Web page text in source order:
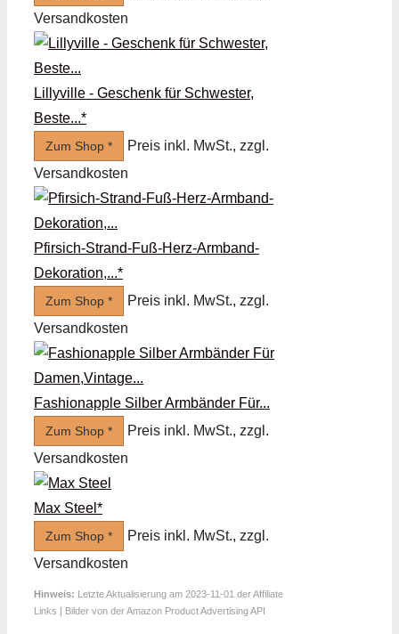
Versandkosten
Lillyville - Geschenk für Schwester,
Beste...*
Zum Shop *
Preis inkl. MwSt., zzgl.
Versandkosten
Pfirsich-Strand-Fuß-Herz-Armband-
Dekoration,...*
Zum Shop *
Preis inkl. MwSt., zzgl.
Versandkosten
Fashionapple Silber Armbänder Für...
Zum Shop *
Preis inkl. MwSt., zzgl.
Versandkosten
Max Steel*
Zum Shop *
Preis inkl. MwSt., zzgl.
Versandkosten
Hinweis: Letzte Aktualisierung am 2023-11-01 der Affiliate
Links | Bilder von der Amazon Product Advertising API